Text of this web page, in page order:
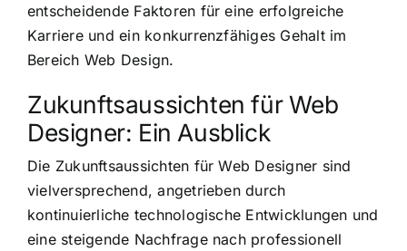
entscheidende Faktoren für eine erfolgreiche
Karriere und ein konkurrenzfähiges Gehalt im
Bereich Web Design.
Zukunftsaussichten für Web
Designer: Ein Ausblick
Die Zukunftsaussichten für Web Designer sind
vielversprechend, angetrieben durch
kontinuierliche technologische Entwicklungen und
eine steigende Nachfrage nach professionell